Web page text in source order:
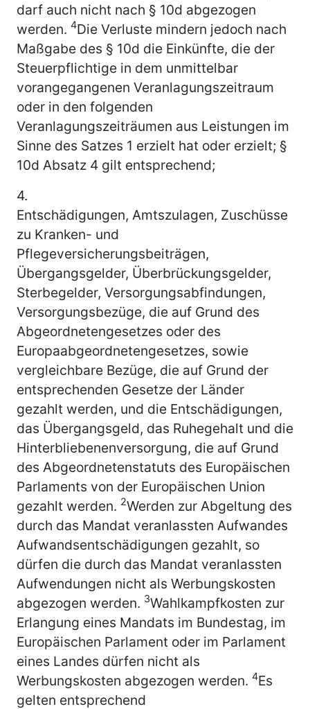
darf auch nicht nach § 10d abgezogen
werden. 4Die Verluste mindern jedoch nach
Maßgabe des § 10d die Einkünfte, die der
Steuerpflichtige in dem unmittelbar
vorangegangenen Veranlagungszeitraum
oder in den folgenden
Veranlagungszeiträumen aus Leistungen im
Sinne des Satzes 1 erzielt hat oder erzielt; §
10d Absatz 4 gilt entsprechend;
4.
Entschädigungen, Amtszulagen, Zuschüsse
zu Kranken- und
Pflegeversicherungsbeiträgen,
Übergangsgelder, Überbrückungsgelder,
Sterbegelder, Versorgungsabfindungen,
Versorgungsbezüge, die auf Grund des
Abgeordnetengesetzes oder des
Europaabgeordnetengesetzes, sowie
vergleichbare Bezüge, die auf Grund der
entsprechenden Gesetze der Länder
gezahlt werden, und die Entschädigungen,
das Übergangsgeld, das Ruhegehalt und die
Hinterbliebenenversorgung, die auf Grund
des Abgeordnetenstatuts des Europäischen
Parlaments von der Europäischen Union
gezahlt werden. 2Werden zur Abgeltung des
durch das Mandat veranlassten Aufwandes
Aufwandsentschädigungen gezahlt, so
dürfen die durch das Mandat veranlassten
Aufwendungen nicht als Werbungskosten
abgezogen werden. 3Wahlkampfkosten zur
Erlangung eines Mandats im Bundestag, im
Europäischen Parlament oder im Parlament
eines Landes dürfen nicht als
Werbungskosten abgezogen werden. 4Es
gelten entsprechend